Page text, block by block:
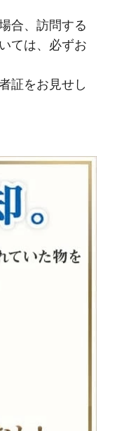
合、訪問する
ては、必ずお
証をお見せし